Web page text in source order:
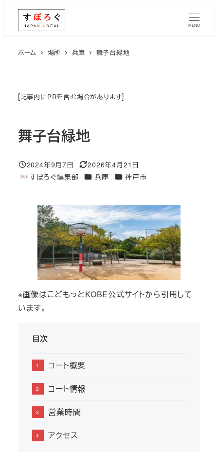
MENU
ホーム 場所 兵庫 舞子台緑地
[記事内にPRを含む場合があります]
舞子台緑地
投稿日
2024年9月7日
更新日
2026年4月21日
著
すぽろぐ編集部 エリア兵庫 エリア神戸市
※画像はこどもっとKOBE公式サイトから引用して
います。
目次
コート概要
コート情報
営業時間
アクセス